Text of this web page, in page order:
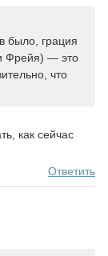
было, грация
Фрейя) — это
что
как сейчас
Ответить